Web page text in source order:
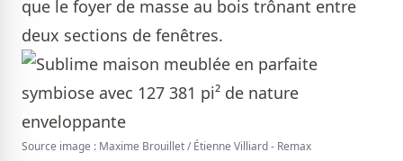
que le foyer de masse au bois trônant entre
deux sections de fenêtres.
Source image : Maxime Brouillet / Étienne Villiard - Remax